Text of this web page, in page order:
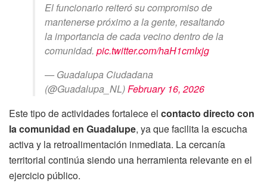
El funcionario reiteró su compromiso de
mantenerse próximo a la gente, resaltando
la importancia de cada vecino dentro de la
comunidad. pic.twitter.com/haH1cmIxjg
— Guadalupa Ciudadana
(@Guadalupa_NL)February 16, 2026
Este tipo de actividades fortalece el contacto directo con
la comunidad en Guadalupe, ya que facilita la escucha
activa y la retroalimentación inmediata. La cercanía
territorial continúa siendo una herramienta relevante en el
ejercicio público.